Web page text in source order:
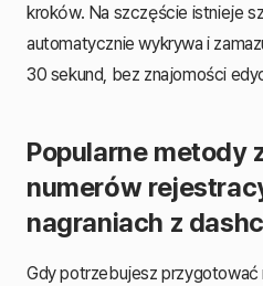
kroków. Na szczęście istnieje
automatycznie wykrywa i
30 sekund, bez znajomości
Popularne metody
numerów
nagraniach z
Gdy potrzebujesz przygotować